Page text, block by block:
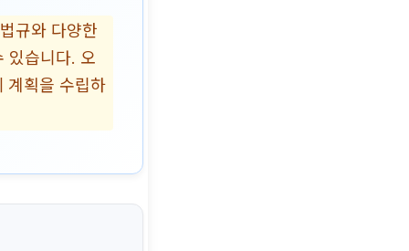
규와 다양한
있습니다. 오
계획을 수립하